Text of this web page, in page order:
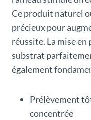
Ce produit naturel
précieux pour
réussite. La mise en
substrat
également
Prélèvement
concentrée